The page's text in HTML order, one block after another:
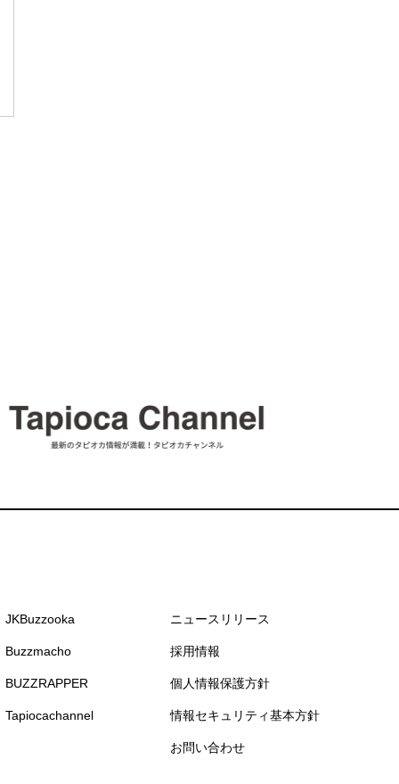
JKBuzzooka
Buzzmacho
BUZZRAPPER
Tapiocachannel
ニュースリリース
採用情報
個人情報保護方針
情報セキュリティ基本方針
お問い合わせ